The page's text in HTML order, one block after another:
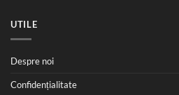
UTILE
Despre noi
Confidențialitate